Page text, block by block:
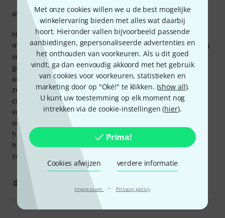
Met onze cookies willen we u de best mogelijke
winkelervaring bieden met alles wat daarbij
hoort. Hieronder vallen bijvoorbeeld passende
aanbiedingen, gepersonaliseerde advertenties en
het onthouden van voorkeuren. Als u dit goed
vindt, ga dan eenvoudig akkoord met het gebruik
van cookies voor voorkeuren, statistieken en
marketing door op "Oké!" te klikken. (show all).
U kunt uw toestemming op elk moment nog
intrekken via de cookie-instellingen (hier).
Prima!
Cookies afwijzen verdere informatie
Impressum · Privacy policy
Hoewel ik normaal gesproken zelf mijn kabels krimp en
maak, is het een waar genot om een kabel te kunnen kopen
voor een vergelijkbare prijs met zo'n goede afwerking. Het
grootste voordeel dat ik in deze kabel zie ten opzichte van
andere is misschien wel de kneedbaarheid van de vlecht
zelf. Bovendien helpen de plastic dopjes op de
connectorkoppen om verdraaiing bij de aansluitpunten te
voorkomen. Zoals altijd is een rol of veel geduld essentieel
om deze kabel op te rollen als je hem in goede staat wilt
houden. Hij draait erg snel, dus je moet voorzichtig zijn bij
het oprollen, maar dat is niet ongebruikelijk voor andere
soorten kabels.
afwerking
EVALUATIE MELDEN